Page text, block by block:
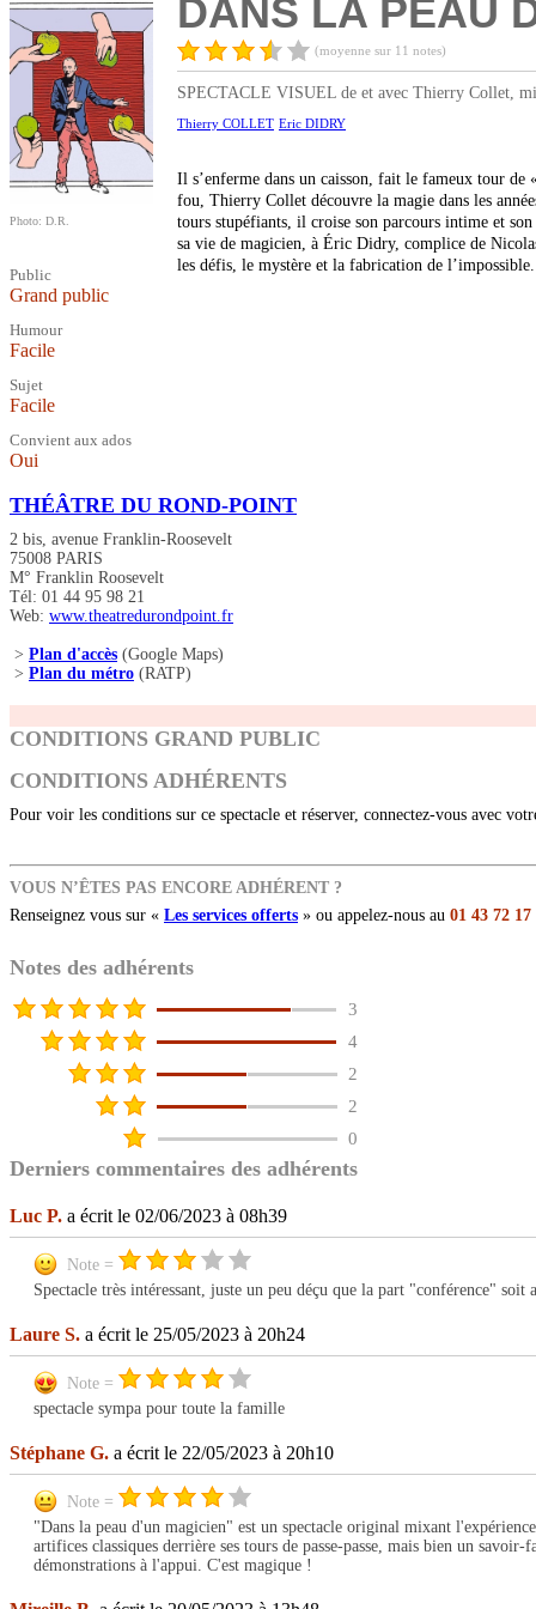
Photo: D.R.
Public
Grand public
Humour
Facile
Sujet
Facile
Convient aux ados
Oui
DANS LA PEAU
(moyenne sur 11 notes)
SPECTACLE VISUEL de et avec Thierry Collet,
Thierry COLLET Eric DIDRY
Il s’enferme dans un caisson, fait le fameux tour de
fou, Thierry Collet découvre la magie dans les
tours stupéfiants, il croise son parcours intime et
sa vie de magicien, à Éric Didry, complice de
les défis, le mystère et la fabrication de l’impossible.
THÉÂTRE DU ROND-POINT
2 bis, avenue Franklin-Roosevelt
75008 PARIS
M° Franklin Roosevelt
Tél: 01 44 95 98 21
Web: www.theatredurondpoint.fr
> Plan d'accès (Google Maps)
> Plan du métro (RATP)
CONDITIONS GRAND PUBLIC
CONDITIONS ADHÉRENTS
Pour voir les conditions sur ce spectacle et réserver, connectez-vous avec
VOUS N’ÊTES PAS ENCORE ADHÉRENT ?
Renseignez vous sur « Les services offerts » ou appelez-nous au 01 43 72 17
Notes des adhérents
3
4
2
2
0
Derniers commentaires des adhérents
Luc P. a écrit le 02/06/2023 à 08h39
Note =
Spectacle très intéressant, juste un peu déçu que la part "conférence" soit
Laure S. a écrit le 25/05/2023 à 20h24
Note =
spectacle sympa pour toute la famille
Stéphane G. a écrit le 22/05/2023 à 20h10
Note =
"Dans la peau d'un magicien" est un spectacle original mixant
artifices classiques derrière ses tours de passe-passe, mais bien un
démonstrations à l'appui. C'est magique !